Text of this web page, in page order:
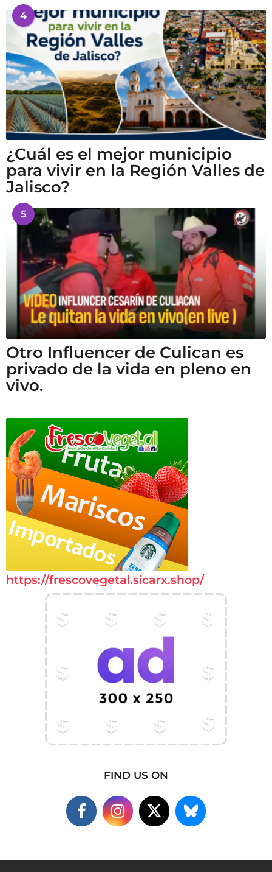
4
¿Cuál es el mejor municipio
para vivir en la Región Valles de
Jalisco?
5
Otro Influencer de Culican es
privado de la vida en pleno en
vivo.
https://frescovegetal.sicarx.shop/
FIND US ON